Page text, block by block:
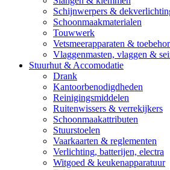
Schijnwerpers &
Schoonmaakmaterialen
Touwwerk
Vetsmeerapparaten &
Vlaggenmasten, vlaggen &
Stuurhut & Accomodatie
Drank
Kantoorbenodigdheden
Reinigingsmiddelen
Ruitenwissers & verrekijkers
Schoonmaakattributen
Stuurstoelen
Vaarkaarten & reglementen
Verlichting, batterijen, electra
Witgoed & keukenapparatuur